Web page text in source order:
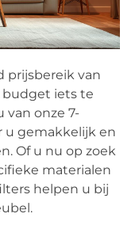
prijsbereik van
budget iets te
van onze 7-
u gemakkelijk en
Of u nu op zoek
materialen
helpen u bij